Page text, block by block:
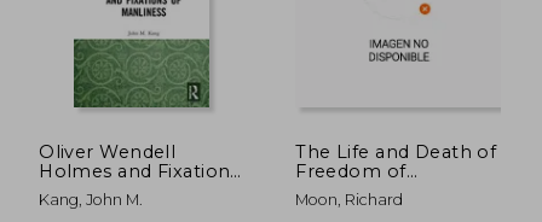
Oliver Wendell
Holmes and Fixations
of Manliness (en
Inglés)
Kang, John M.
The Life and Death of
Freedom of
Expression (en
Inglés)
Moon, Richard